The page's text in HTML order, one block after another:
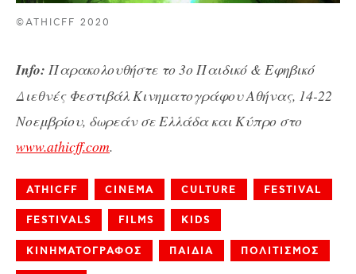
©ATHICFF 2020
Info: Παρακολουθήστε το3ο Παιδικό & Εφηβικό
Διεθνές Φεστιβάλ Κινηματογράφου Αθήνας, 14-22
Νοεμβρίου, δωρεάν σε Ελλάδα και Κύπρο στο
www.athicff.com.
ATHICFF CINEMA CULTURE FESTIVAL
FESTIVALS FILMS KIDS
ΚΙΝΗΜΑΤΟΓΡΑΦΟΣ ΠΑΙΔΙΑ ΠΟΛΙΤΙΣΜΟΣ